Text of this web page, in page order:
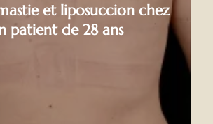
et liposuccion chez
patient de 28 ans